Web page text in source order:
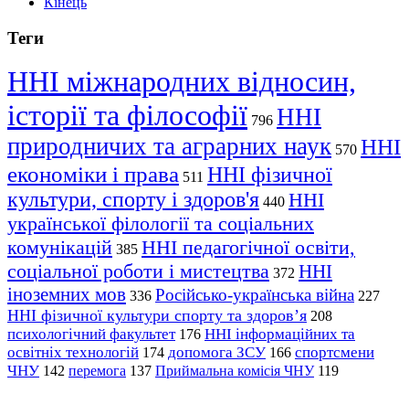
Теги
ННІ міжнародних відносин,
історії та філософії 796 ННІ
природничих та аграрних наук 570 ННІ
економіки і права 511 ННІ фізичної
культури, спорту і здоров'я 440 ННІ
української філології та соціальних
комунікацій 385 ННІ педагогічної освіти,
соціальної роботи і мистецтва 372 ННІ
іноземних мов 336 Російсько-українська війна 227
ННІ фізичної культури спорту та здоров’я 208
психологічний факультет 176 ННІ інформаційних та
освітніх технологій 174 допомога ЗСУ 166 спортсмени
ЧНУ 142 перемога 137 Приймальна комісія ЧНУ 119